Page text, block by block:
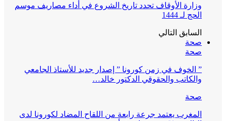
وزارة الأوقاف تحدد تاريخ الشروع في أداء مصاريف موسم
الحج لـ 1444
السابق التالي
صحة
صحة
” الخوف في زمن كورونا ” إصدار جديد للأستاذ الجامعي
والكاتب والحقوقي الدكتور خالد…
صحة
المغرب يعتمد جرعة رابعة من اللقاح المضاد لكورونا لدى